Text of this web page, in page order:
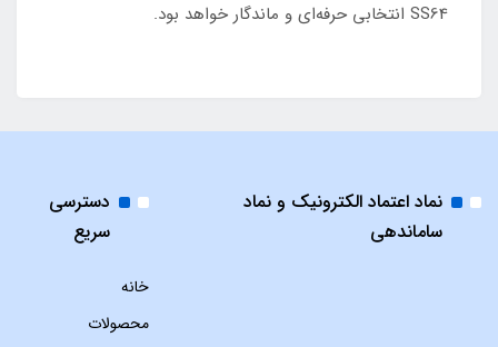
SS64 انتخابی حرفه‌ای و ماندگار خواهد بود.
نماد اعتماد الکترونیک و نماد
ساماندهی
دسترسی
سریع
خانه
محصولات